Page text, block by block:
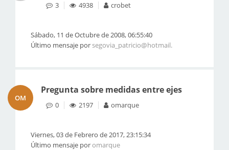
3 4938 crobet
Sábado, 11 de Octubre de 2008, 06:55:40
Último mensaje porsegovia_patricio@hotmail.
OM
Pregunta sobre medidas entre ejes
0 2197 omarque
Viernes, 03 de Febrero de 2017, 23:15:34
Último mensaje poromarque